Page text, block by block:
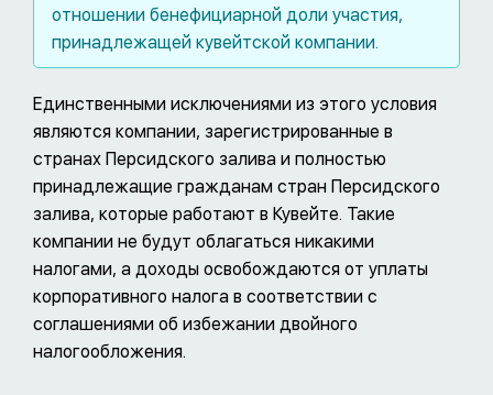
отношении бенефициарной доли участия,
принадлежащей кувейтской компании.
Единственными исключениями из этого условия
являются компании, зарегистрированные в
странах Персидского залива и полностью
принадлежащие гражданам стран Персидского
залива, которые работают в Кувейте. Такие
компании не будут облагаться никакими
налогами, а доходы освобождаются от уплаты
корпоративного налога в соответствии с
соглашениями об избежании двойного
налогообложения.